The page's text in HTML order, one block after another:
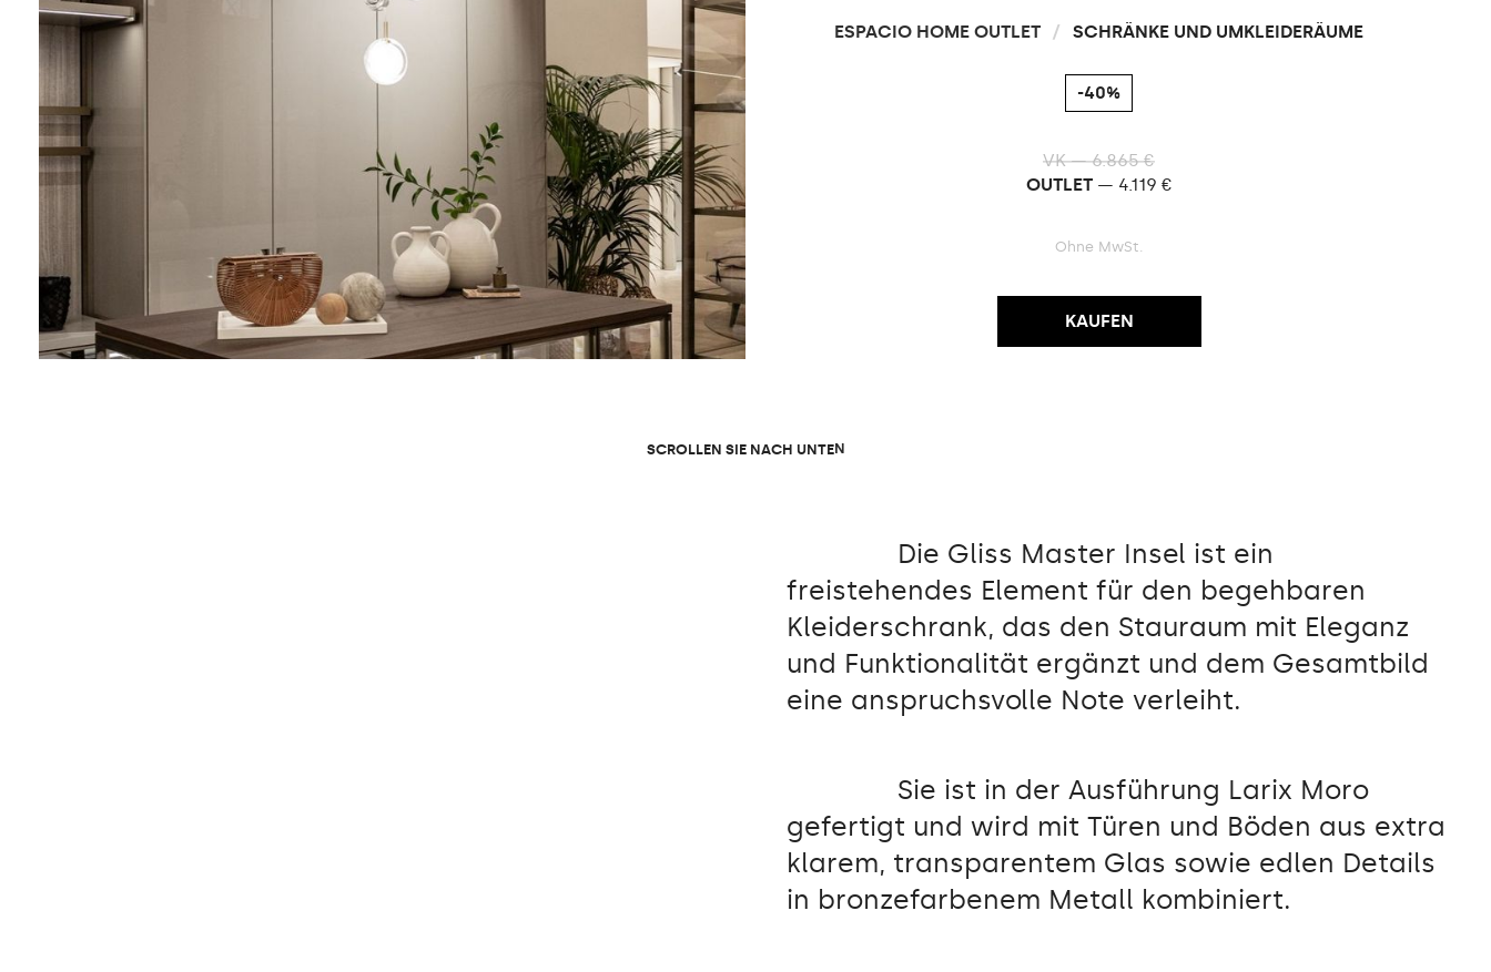
ESPACIO HOME OUTLET / SCHRÄNKE UND UMKLEIDERÄUME
-40%
VK — 6.865 €
OUTLET— 4.119 €
Ohne MwSt.
KAUFEN
SCROLLEN SIE NACH UNTEN
Die Gliss Master Insel ist ein
freistehendes Element für den begehbaren
Kleiderschrank, das den Stauraum mit Eleganz
und Funktionalität ergänzt und dem Gesamtbild
eine anspruchsvolle Note verleiht.
Sie ist in der Ausführung Larix Moro
gefertigt und wird mit Türen und Böden aus extra
klarem, transparentem Glas sowie edlen Details
in bronzefarbenem Metall kombiniert.